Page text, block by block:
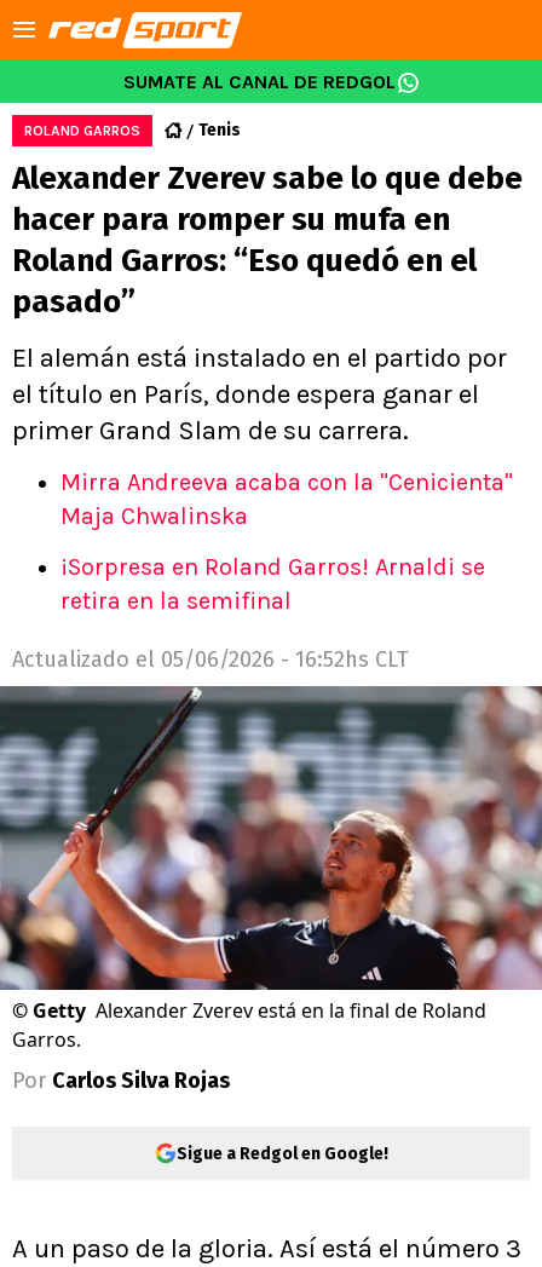
SUMATE AL CANAL DE REDGOL
ROLAND GARROS Tenis
Alexander Zverev sabe lo que debe
hacer para romper su mufa en
Roland Garros: “Eso quedó en el
pasado”
El alemán está instalado en el partido por
el título en París, donde espera ganar el
primer Grand Slam de su carrera.
Mirra Andreeva acaba con la "Cenicienta"
Maja Chwalinska
¡Sorpresa en Roland Garros! Arnaldi se
retira en la semifinal
Actualizado el 05/06/2026 - 16:52hs CLT
© Getty Alexander Zverev está en la final de Roland
Garros.
Por Carlos Silva Rojas
Sigue a Redgol en Google!
A un paso de la gloria. Así está el número 3